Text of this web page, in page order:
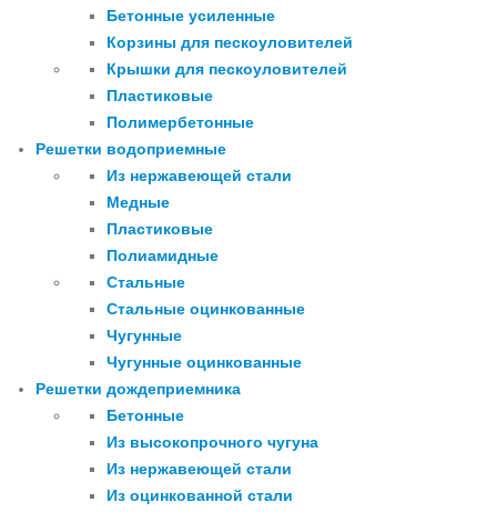
Бетонные усиленные
Корзины для пескоуловителей
Крышки для пескоуловителей
Пластиковые
Полимербетонные
Решетки водоприемные
Из нержавеющей стали
Медные
Пластиковые
Полиамидные
Стальные
Стальные оцинкованные
Чугунные
Чугунные оцинкованные
Решетки дождеприемника
Бетонные
Из высокопрочного чугуна
Из нержавеющей стали
Из оцинкованной стали